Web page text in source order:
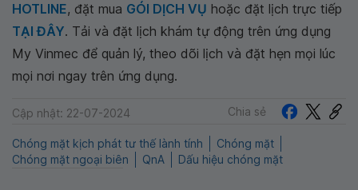
HOTLINE, đặt mua GÓI DỊCH VỤ hoặc đặt lịch trực tiếp
TẠI ĐÂY. Tải và đặt lịch khám tự động trên ứng dụng
My Vinmec để quản lý, theo dõi lịch và đặt hẹn mọi lúc
mọi nơi ngay trên ứng dụng.
Cập nhật: 22-07-2024 Chia sẻ
Chóng mặt kịch phát tư thế lành tính
Chóng mặt
Chóng mặt ngoại biên
QnA Dấu hiệu chóng mặt